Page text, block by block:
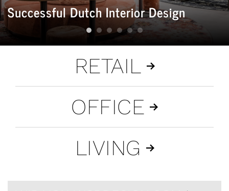
Successful Dutch Interior Design
RETAIL
OFFICE
LIVING